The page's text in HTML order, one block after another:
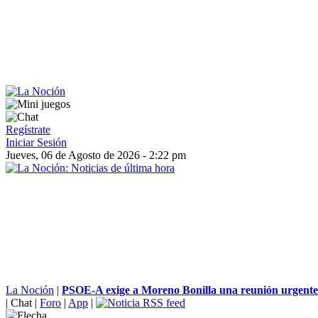
Regístrate
Iniciar Sesión
Jueves, 06 de Agosto de 2026 - 2:22 pm
La Noción | PSOE-A exige a Moreno Bonilla una reunión
| Chat | Foro | App |